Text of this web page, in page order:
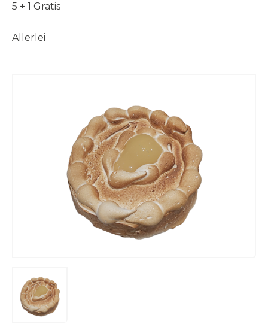
5 + 1 Gratis
Allerlei